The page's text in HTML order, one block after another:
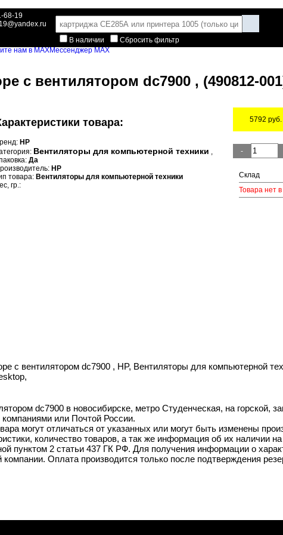
68-19
В наличии
Сбросить фильтр
Мессенджер MAX
с вентилятором dc7900 , (490812-
товара:
HP
Вентиляторы для компьютерной техники ,
Да
HP
товара: Вентиляторы для компьютерной техники
гр.:
5792 руб.
-
Склад
Товара нет
с вентилятором dc7900 , HP, Вентиляторы для компьютерной
dc7900 в новосибирске, метро Студенческая, на горской,
или Почтой России.
могут отличаться от указанных или могут быть изменены
количество товаров, а так же информация об их наличии
пунктом 2 статьи 437 ГК РФ. Для получения информации о
Оплата производится только после подтверждения